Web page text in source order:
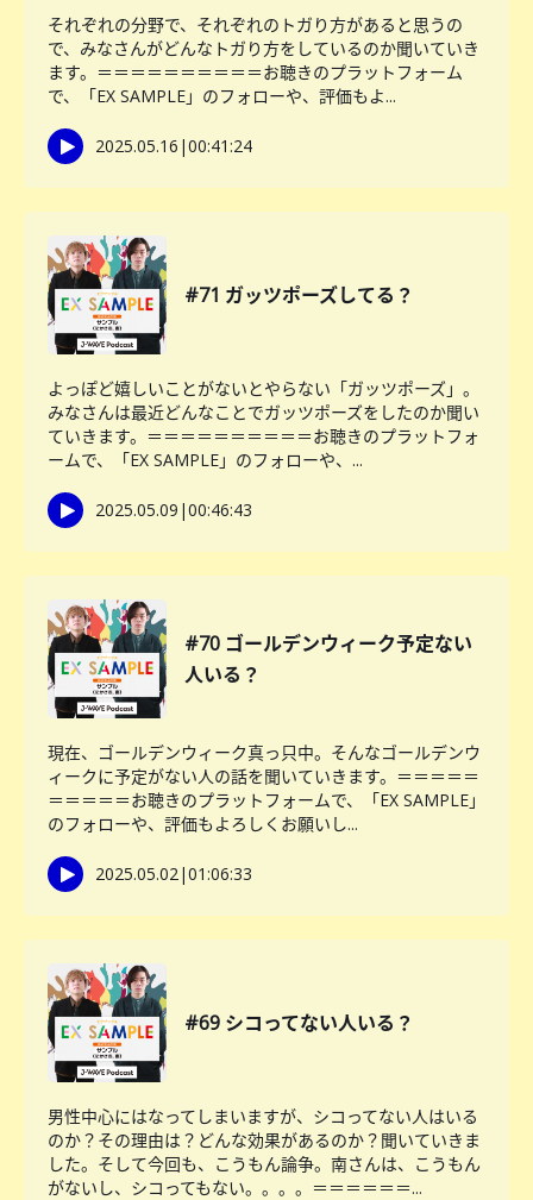
それぞれの分野で、それぞれのトガり方があると思うの
で、みなさんがどんなトガり方をしているのか聞いていき
ます。＝＝＝＝＝＝＝＝＝＝お聴きのプラットフォーム
で、「EX SAMPLE」のフォローや、評価もよ...
2025.05.16 |00:41:24
#71 ガッツポーズしてる？
よっぽど嬉しいことがないとやらない「ガッツポーズ」。
みなさんは最近どんなことでガッツポーズをしたのか聞い
ていきます。＝＝＝＝＝＝＝＝＝＝お聴きのプラットフォ
ームで、「EX SAMPLE」のフォローや、...
2025.05.09 |00:46:43
#70 ゴールデンウィーク予定ない
人いる？
現在、ゴールデンウィーク真っ只中。そんなゴールデンウ
ィークに予定がない人の話を聞いていきます。＝＝＝＝＝
＝＝＝＝＝お聴きのプラットフォームで、「EX SAMPLE」
のフォローや、評価もよろしくお願いし...
2025.05.02|01:06:33
#69 シコってない人いる？
男性中心にはなってしまいますが、シコってない人はいる
のか？その理由は？どんな効果があるのか？聞いていきま
した。そして今回も、こうもん論争。南さんは、こうもん
がないし、シコってもない。。。。＝＝＝＝＝＝...